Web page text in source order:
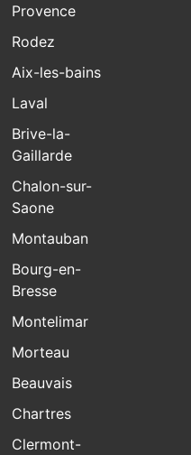
Provence
Rodez
Aix-les-bains
Laval
Brive-la-
Gaillarde
Chalon-sur-
Saone
Montauban
Bourg-en-
Bresse
Montelimar
Morteau
Beauvais
Chartres
Clermont-